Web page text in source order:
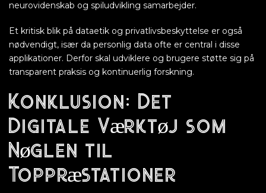
neurovidenskab og spiludvikling samarbejder.
Et kritisk blik på dataetik og privatlivsbeskyttelse er også
nødvendigt, især da personlig data ofte er central i disse
applikationer. Derfor skal udviklere og brugere støtte sig på
transparent praksis og kontinuerlig forskning.
Konklusion: Det
Digitale Værktøj som
Nøglen til
Toppræstationer